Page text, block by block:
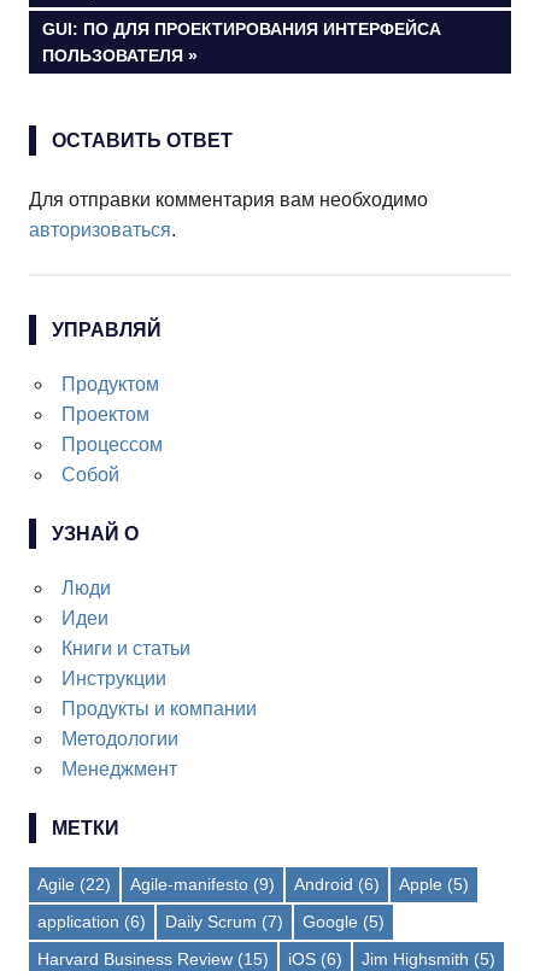
по
записям
СЛЕДУЮЩАЯ
ЗАПИСЬ:
GUI: ПО ДЛЯ ПРОЕКТИРОВАНИЯ ИНТЕРФЕЙСА
ПОЛЬЗОВАТЕЛЯ
ОСТАВИТЬ ОТВЕТ
Для отправки комментария вам необходимо
авторизоваться.
УПРАВЛЯЙ
Продуктом
Проектом
Процессом
Собой
УЗНАЙ О
Люди
Идеи
Книги и статьи
Инструкции
Продукты и компании
Методологии
Менеджмент
МЕТКИ
Agile (22) Agile-manifesto (9) Android (6) Apple (5)
application (6) Daily Scrum (7) Google (5)
Harvard Business Review (15) iOS (6) Jim Highsmith (5)